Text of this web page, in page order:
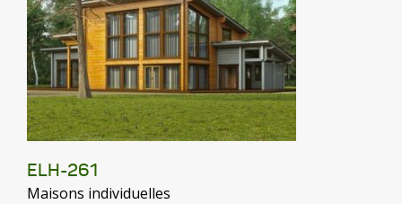
ELH-261
Maisons individuelles